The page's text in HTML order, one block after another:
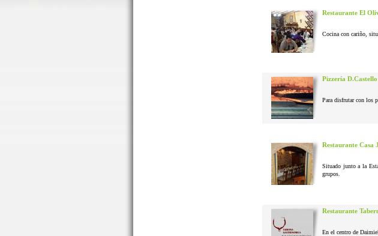
Restaurante El
Cocina con cariño,
Pizzería D.Castello
Para disfrutar con los
Restaurante Casa
Situado junto a la
grupos.
Restaurante
En el centro de